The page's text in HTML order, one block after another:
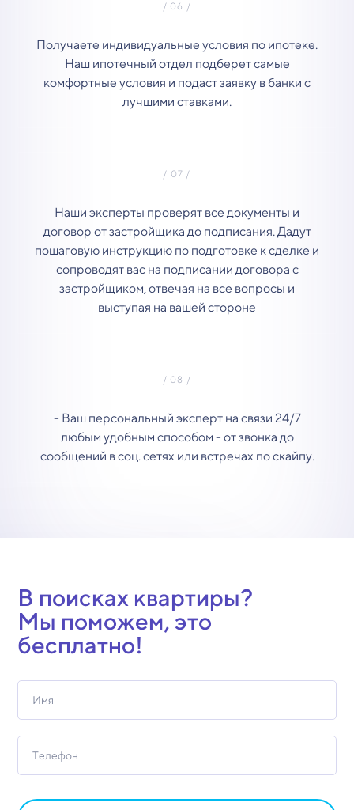
Получаете индивидуальные условия по ипотеке.
Наш ипотечный отдел подберет самые
комфортные условия и подаст заявку в банки с
лучшими ставками.
Наши эксперты проверят все документы и
договор от застройщика до подписания. Дадут
пошаговую инструкцию по подготовке к сделке и
сопроводят вас на подписании договора с
застройщиком, отвечая на все вопросы и
выступая на вашей стороне
- Ваш персональный эксперт на связи 24/7
любым удобным способом - от звонка до
сообщений в соц. сетях или встречах по скайпу.
В поисках квартиры?
Мы поможем, это
бесплатно!